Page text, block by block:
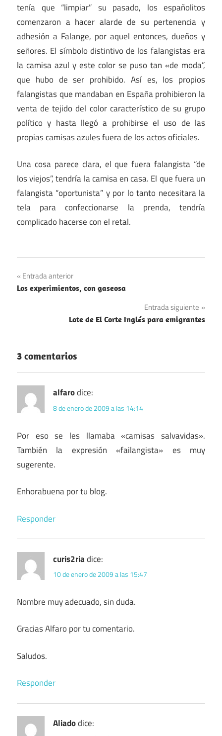
tenía que “limpiar” su pasado, los españolitos
comenzaron a hacer alarde de su pertenencia y
adhesión a Falange, por aquel entonces, dueños y
señores. El símbolo distintivo de los falangistas era
la camisa azul y este color se puso tan «de moda”,
que hubo de ser prohibido. Así es, los propios
falangistas que mandaban en España prohibieron la
venta de tejido del color característico de su grupo
político y hasta llegó a prohibirse el uso de las
propias camisas azules fuera de los actos oficiales.
Una cosa parece clara, el que fuera falangista “de
los viejos”, tendría la camisa en casa. El que fuera un
falangista “oportunista” y por lo tanto necesitara la
tela para confeccionarse la prenda, tendría
complicado hacerse con el retal.
Navegación
de
Entrada anterior
Los experimientos, con gaseosa
Entrada siguiente
Lote de El Corte Inglés para emigrantes
3 comentarios
alfarodice:
8 de enero de 2009 a las 14:14
Por eso se les llamaba «camisas salvavidas».
También la expresión «failangista» es muy
sugerente.
Enhorabuena por tu blog.
Responder
curis2riadice:
10 de enero de 2009 a las 15:47
Nombre muy adecuado, sin duda.
Gracias Alfaro por tu comentario.
Saludos.
Responder
Aliadodice: